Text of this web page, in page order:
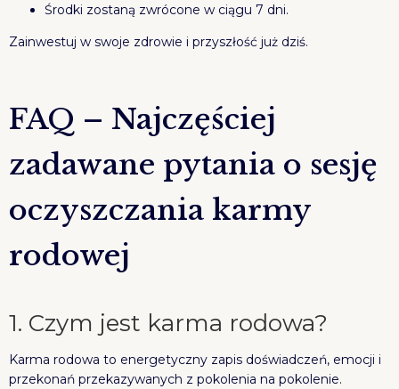
Środki zostaną zwrócone w ciągu 7 dni.
Zainwestuj w swoje zdrowie i przyszłość już dziś.
FAQ – Najczęściej
zadawane pytania o sesję
oczyszczania karmy
rodowej
1. Czym jest karma rodowa?
Karma rodowa to energetyczny zapis doświadczeń, emocji i
przekonań przekazywanych z pokolenia na pokolenie.